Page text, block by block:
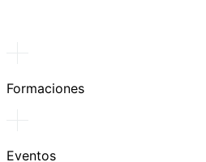
Formaciones
Eventos